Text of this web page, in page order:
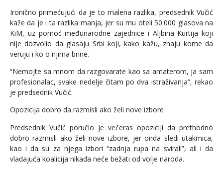
Ironično primećujući da je to malena razlika, predsednik Vučić
kaže da je i ta razlika manja, jer su mu oteli 50.000 glasova na
KiM, uz pomoć međunarodne zajednice i Aljbina Kurtija koji
nije dozvolio da glasaju Srbi koji, kako kažu, znaju kome da
veruju i ko o njima brine.
“Nemojte sa mnom da razgovarate kao sa amaterom, ja sam
profesionalac, svake nedelje čitam po dva istraživanja”, rekao
je predsednik Vučić.
Opozicija dobro da razmisli ako želi nove izbore
Predsednik Vučić poručio je večeras opoziciji da prethodno
dobro razmisli ako želi nove izbore, jer onda sledi utakmica,
kao i da su za njega izbori “zadnja rupa na svirali”, ali i da
vladajuća koalicija nikada neće bežati od volje naroda.